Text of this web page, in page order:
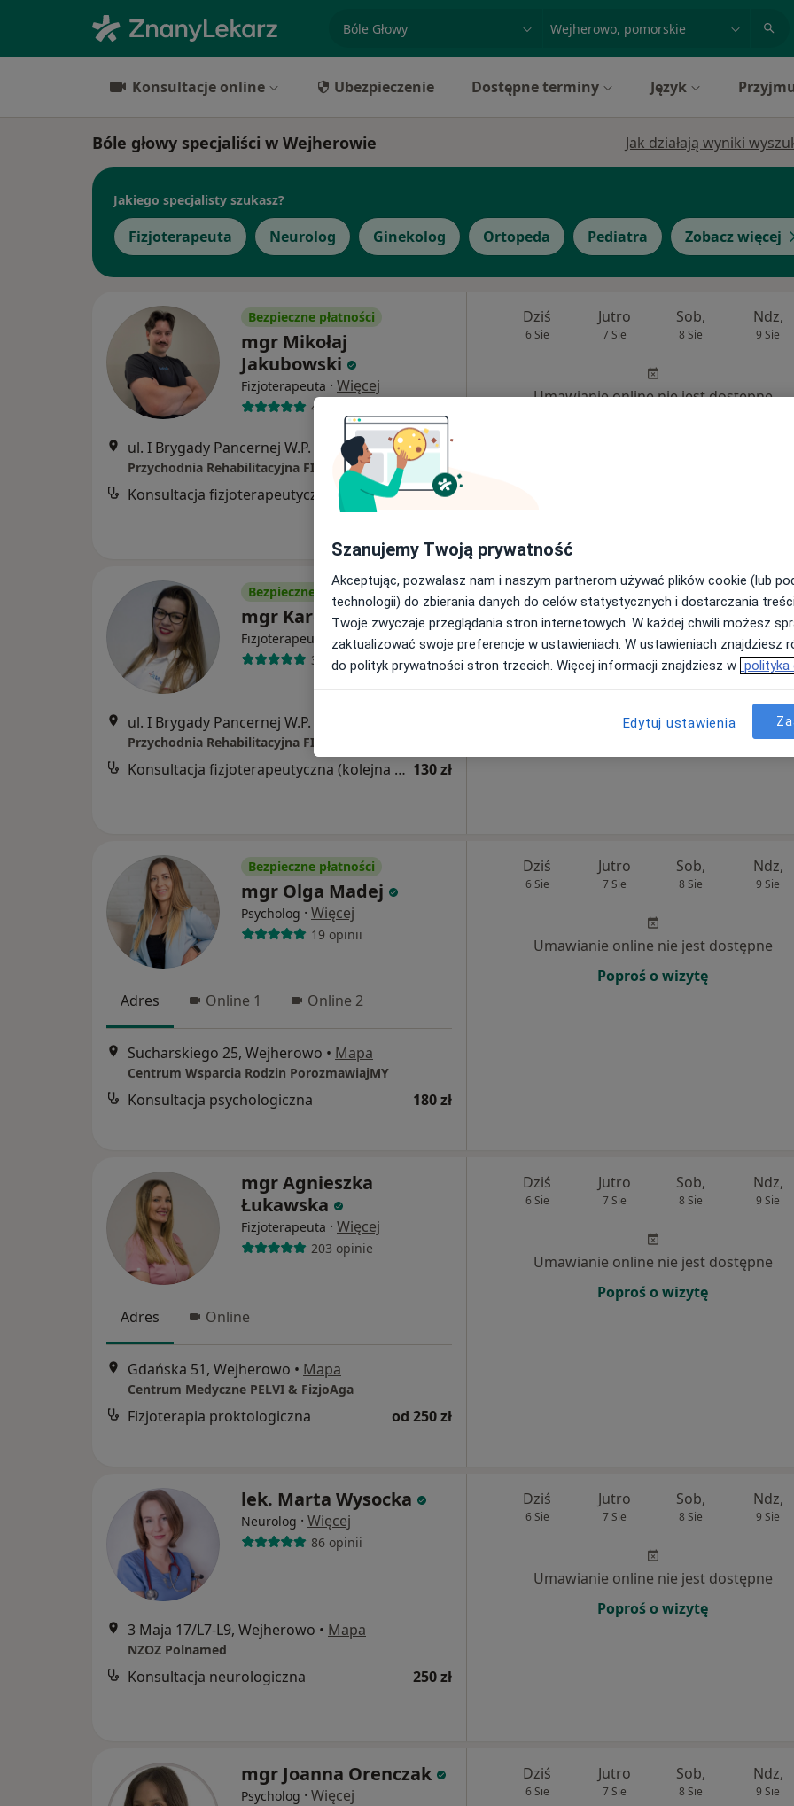
specjalizacja, badanie lub nazwisko
Konsultacje online Ubezpieczenie Dostępne terminy Język
Bóle głowy specjaliści w Wejherowie Jak działają wyniki
Jakiego specjalisty szukasz?
Fizjoterapeuta Neurolog Ginekolog Ortopeda Pediatra Zobacz więcej
Bezpieczne płatności
mgr Mikołaj
Jakubowski
Fizjoterapeuta · Więcej
44 opinie
ul. I Brygady Pancernej W.P. 10, Wejherowo • Mapa
Konsultacja fizjoterapeutyczna (kolejna wizyta) 130 zł
Dziś
6 Sie
Jutro
7 Sie
Sob,
8 Sie
Ndz,
9 Sie
Umawianie online nie jest dostępne
Bezpieczne płatności
mgr Karolina Okoń
Fizjoterapeuta ·Więcej
36 opinii
Konsultacja fizjoterapeutyczna (kolejna wizyta) 130 zł
Dziś
6 Sie
Jutro
7 Sie
Sob,
8 Sie
Ndz,
9 Sie
Umawianie online nie jest dostępne
Bezpieczne płatności
mgr Olga Madej
Psycholog · Więcej
19 opinii
Adres Online 1 Online 2
Sucharskiego 25, Wejherowo • Mapa
Centrum Wsparcia Rodzin PorozmawiajMY
Konsultacja psychologiczna 180 zł
Dziś
6 Sie
Jutro
7 Sie
Sob,
8 Sie
Ndz,
9 Sie
Umawianie online nie jest dostępne
Poproś o wizytę
mgr Agnieszka
Łukawska
Fizjoterapeuta · Więcej
203 opinie
Adres Online
Gdańska 51, Wejherowo • Mapa
Centrum Medyczne PELVI & FizjoAga
Fizjoterapia proktologiczna od 250 zł
Dziś
6 Sie
Jutro
7 Sie
Sob,
8 Sie
Ndz,
9 Sie
Umawianie online nie jest dostępne
Poproś o wizytę
lek. Marta Wysocka
Neurolog · Więcej
86 opinii
3 Maja 17/L7-L9, Wejherowo • Mapa
NZOZ Polnamed
Konsultacja neurologiczna 250 zł
Dziś
6 Sie
Jutro
7 Sie
Sob,
8 Sie
Ndz,
9 Sie
Umawianie online nie jest dostępne
Poproś o wizytę
mgr Joanna Orenczak
Psycholog · Więcej
Dziś
6 Sie
Jutro
7 Sie
Sob,
8 Sie
Ndz,
9 Sie
Szanujemy Twoją prywatność
Akceptując, pozwalasz nam i naszym partnerom używać plików cookie (lub
technologii) do zbierania danych do celów statystycznych i dostarczania
Twoje zwyczaje przeglądania stron internetowych. W każdej chwili możesz
zaktualizować swoje preferencje w ustawieniach. W ustawieniach znajdziesz
do polityk prywatności stron trzecich. Więcej informacji znajdziesz w polityka
Edytuj ustawienia